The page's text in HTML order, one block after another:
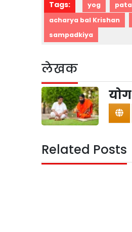
Tags: yog
acharya bal Krishan
sampadkiya
लेखक
Related Posts